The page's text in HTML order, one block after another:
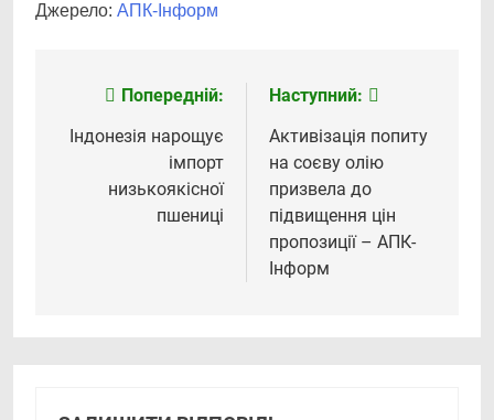
Джерело: АПК-Інформ
Навігація
записів
Попередній:
Індонезія нарощує
імпорт
низькоякісної
пшениці
Наступний:
Активізація попиту
на соєву олію
призвела до
підвищення цін
пропозиції – АПК-
Інформ